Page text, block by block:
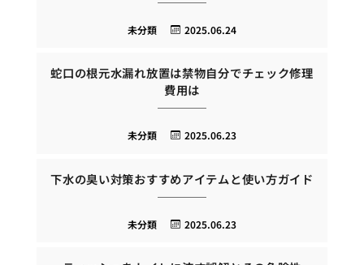
2025.06.24
未分類
蛇口の根元水漏れ放置は禁物自分でチェック修理
費用は
2025.06.23
未分類
下水の臭い対策おすすめアイテムと使い方ガイド
2025.06.23
未分類